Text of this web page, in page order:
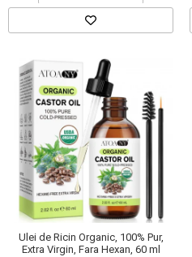
Ulei de Ricin Organic, 100% Pur,
Extra Virgin, Fara Hexan, 60 ml